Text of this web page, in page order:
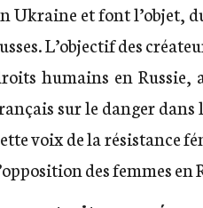
Ukraine et font l’objet,
L’objectif des
humains en
sur le danger dans
voix de la résistance
des femmes en